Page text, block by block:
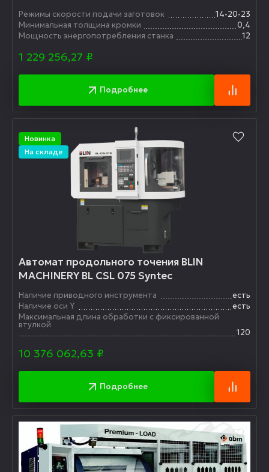
Режимы скорости подачи заготовок
14-20-23
Минимальная толщина кромки
0,4
Мощность энергопотребления станка
12
1 229 256,27 ₽
Подробнее
Новинка
На складе
Автомат продольного точения BLIN
MACHINERY BL CSL 075 Syntec
Наличие приводного инструмента
есть
Наличие оси Y
есть
Максимальная длина обработки с фиксированной
втулкой
120
10 376 062,63 ₽
Подробнее